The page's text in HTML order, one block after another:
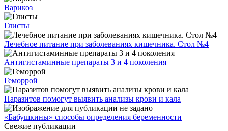
Варикоз
Глисты
Лечебное питание при заболеваниях кишечника. Стол №4
Антигистаминные препараты 3 и 4 поколения
Геморрой
Паразитов помогут выявить анализы крови и кала
«Бабушкины» способы определения беременности
Свежие публикации